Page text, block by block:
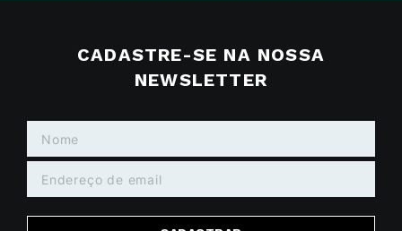
CADASTRE-SE NA NOSSA
NEWSLETTER